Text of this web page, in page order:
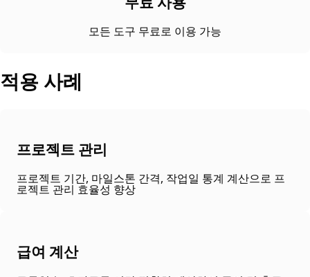
모든 도구 무료로 이용 가능
적용 사례
프로젝트 관리
프로젝트 기간, 마일스톤 간격, 작업일 통계 계산으로 프
로젝트 관리 효율성 향상
급여 계산